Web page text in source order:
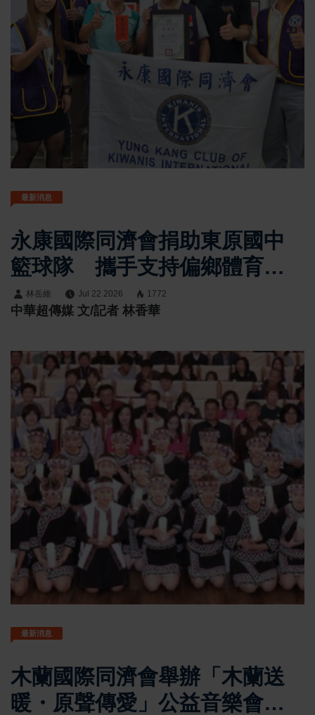
最新消息
永康國際同濟會捐助東原國中
籃球隊 攜手支持偏鄉體育教
育發展
林岳維 Jul 22 2026 1772
中華超傳媒 文/記者 林香華
最新消息
木蘭國際同濟會舉辦「木蘭送
暖・原聲傳愛」公益音樂會